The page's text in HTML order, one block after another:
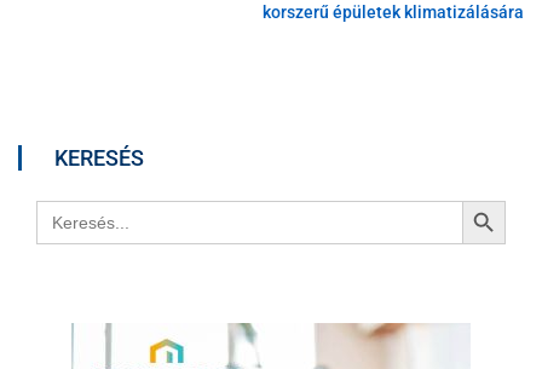
korszerű épületek klimatizálására
KERESÉS
Search
for:
Search Button